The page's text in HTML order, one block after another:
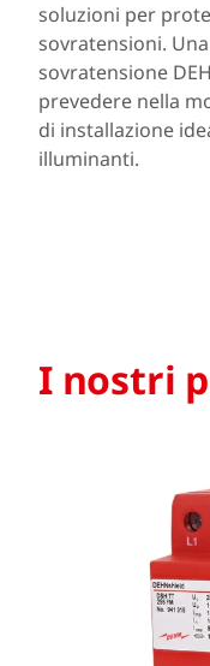
soluzioni per
sovratensioni.
sovratensione
prevedere nella
di installazione
illuminanti.
I nostri